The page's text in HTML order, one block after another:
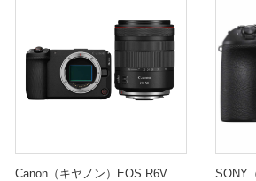
Canon（キヤノン）EOS R6V
SONY